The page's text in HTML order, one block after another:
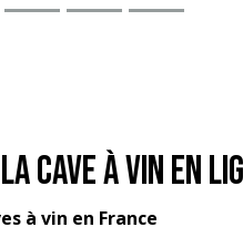
cave à vin en
à vin en France